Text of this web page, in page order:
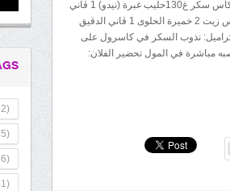
المقادير: الكراميل: كأس سكر الفلان: 2 بيضات 1 كأس سكر غ130حليب غبرة (نيدو) 1 ڨاني
2 كيسان ماء الكيك: 3بيضات 1كأس سكر 1/2 كأس زيت 2 خميرة الحلوى 1 ڨاني الدقيق
نذوب السكر في كاسرول على
مباشرة في المول تحضير الفلان: